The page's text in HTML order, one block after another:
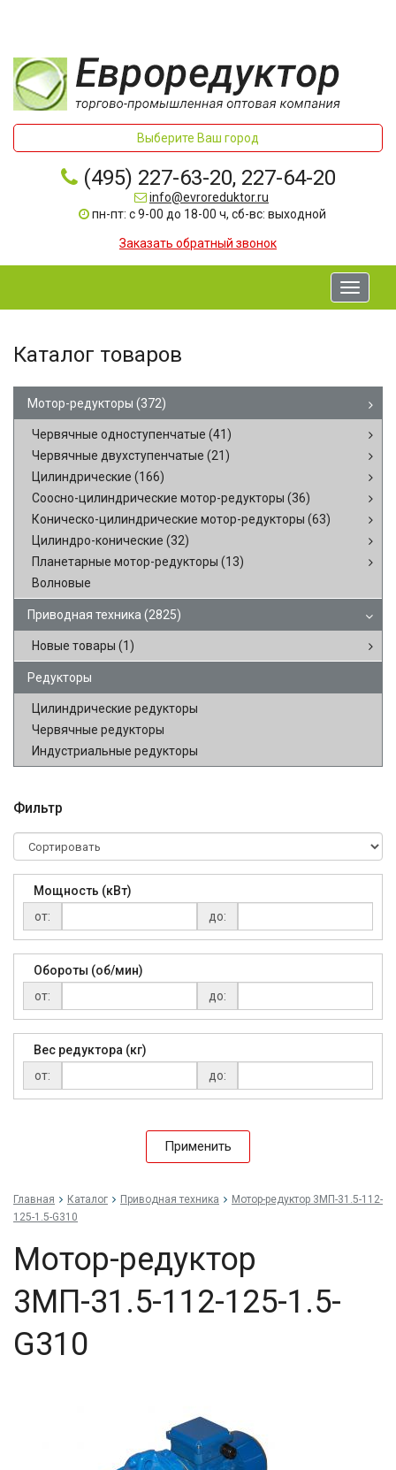
Выберите Ваш город
(495) 227-63-20, 227-64-20
info@evroreduktor.ru
пн-пт: с 9-00 до 18-00 ч, сб-вс: выходной
Заказать обратный звонок
Toggle
Каталог товаров
Мотор-редукторы (372)
Червячные одноступенчатые (41)
Червячные двухступенчатые (21)
Цилиндрические (166)
Соосно-цилиндрические мотор-редукторы (36)
Коническо-цилиндрические мотор-редукторы (63)
Цилиндро-конические (32)
Планетарные мотор-редукторы (13)
Волновые
Приводная техника (2825)
Новые товары (1)
Редукторы
Цилиндрические редукторы
Червячные редукторы
Индустриальные редукторы
Фильтр
Мощность (кВт)
от:
до:
Обороты (об/мин)
от:
до:
Вес редуктора (кг)
от:
до:
Применить
Главная Каталог Приводная техника
Мо­тор-ре­дук­тор 3МП-31.5-112-
125-1.5-G310
Мо­тор-ре­дук­тор
3МП-31.5-112-125-1.5-
G310